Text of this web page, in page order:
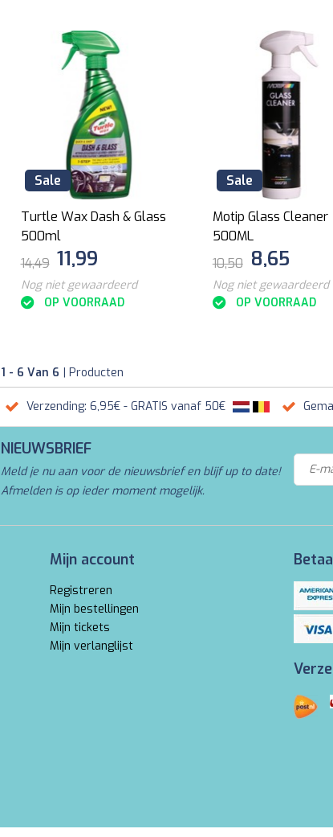
Sale
Turtle Wax Dash & Glass
500ml
14,49 11,99
Nog niet gewaardeerd
OP VOORRAAD
Sale
Motip Glass Cleaner
500ML
10,50 8,65
Nog niet gewaardeerd
OP VOORRAAD
1 - 6 Van 6 | Producten
Verzending: 6,95€ - GRATIS vanaf 50€
NIEUWSBRIEF
Meld je nu aan voor de nieuwsbrief en blijf up to date!
Afmelden is op ieder moment mogelijk.
Mijn account
Registreren
Mijn bestellingen
Mijn tickets
Mijn verlanglijst